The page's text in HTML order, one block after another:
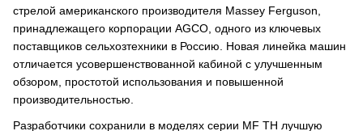
стрелой американского производителя Massey Ferguson,
принадлежащего корпорации AGCO, одного из ключевых
поставщиков сельхозтехники в Россию. Новая линейка машин
отличается усовершенствованной кабиной с улучшенным
обзором, простотой использования и повышенной
производительностью.
Разработчики сохранили в моделях серии MF TH лучшую